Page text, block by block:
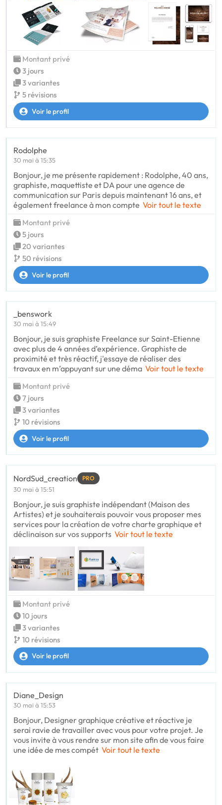
Montant privé
3 jours
3 variantes
5 révisions
Voir le profil
Rodolphe
30 mai à 15:35
Bonjour, je me présente rapidement : Rodolphe, 40 ans,
graphiste, maquettiste et DA pour une agence de
communication sur Paris depuis maintenant 16 ans, et
également freelance à mon compte Voir tout le texte
Montant privé
5 jours
20 variantes
50 révisions
Voir le profil
_benswork
30 mai à 15:49
Bonjour, je suis graphiste Freelance sur Saint-Etienne
avec plus de 4 années d’expérience. Graphiste de
proximité et très réactif, j'essaye de réaliser des
travaux en m’appuyant sur une déma Voir tout le texte
Montant privé
7 jours
3 variantes
10 révisions
Voir le profil
NordSud_creation PRO
30 mai à 15:51
Bonjour, je suis graphiste indépendant (Maison des
Artistes) et je souhaiterais pouvoir vous proposer mes
services pour la création de votre charte graphique et
déclinaison sur vos supports Voir tout le texte
Montant privé
10 jours
3 variantes
10 révisions
Voir le profil
Diane_Design
30 mai à 15:53
Bonjour, Designer graphique créative et réactive je
serai ravie de travailler avec vous pour votre projet. Je
vous invite à vous rendre sur mon site afin de vous faire
une idée de mes compét Voir tout le texte